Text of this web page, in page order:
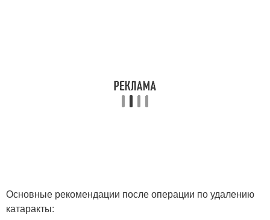
Основные рекомендации после операции по удалению
катаракты: